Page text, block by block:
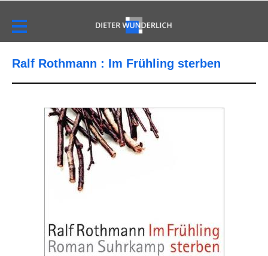
Ralf Rothmann : Im Frühling sterben